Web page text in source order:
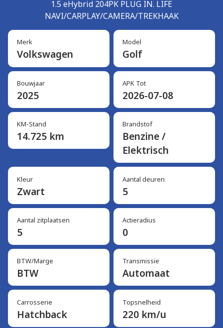
1.5 eHybrid 204PK PLUG IN. LIFE
NAVI/CARPLAY/CAMERA/TREKHAAK
Merk
Volkswagen
Model
Golf
Bouwjaar
2025
APK Tot
2026-07-08
KM-Stand
14.725 km
Brandstof
Benzine /
Elektrisch
Kleur
Zwart
Aantal deuren
5
Aantal zitplaatsen
5
Actieradius
0
BTW/Marge
BTW
Transmissie
Automaat
Carrosserie
Hatchback
Topsnelheid
220 km/u